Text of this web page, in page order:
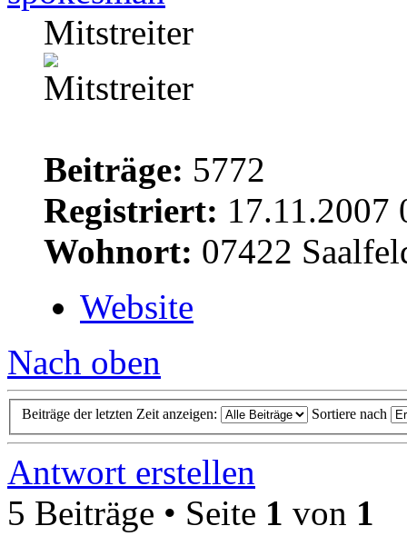
Mitstreiter
Beiträge: 5772
Registriert: 17.11.2007
Wohnort: 07422
Website
Nach oben
Beiträge der letzten Zeit anzeigen: Sortiere nach
Antwort erstellen
5 Beiträge • Seite 1 von 1